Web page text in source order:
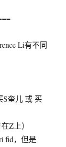
Li有不同
S奎儿 或 买
Z上）
fid，但是